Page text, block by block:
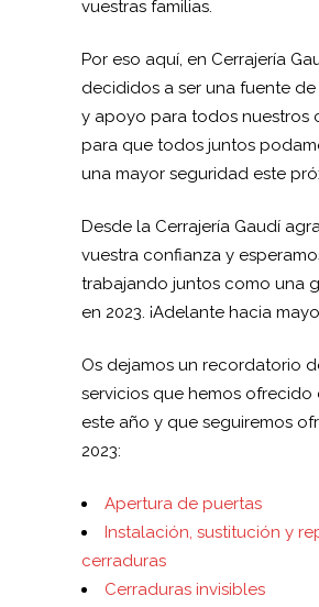
vuestras familias.
Por eso aquí, en Cerrajería
decididos a ser una fuente
y apoyo para todos nuestros
para que todos juntos
una mayor seguridad este
Desde la Cerrajería Gaudí
vuestra confianza y
trabajando juntos como una
en 2023. ¡Adelante hacia
Os dejamos un recordatorio
servicios que hemos ofrecido
este año y que seguiremos
2023:
Apertura de puertas
Instalación, sustitución y
cerraduras
Cerraduras invisibles